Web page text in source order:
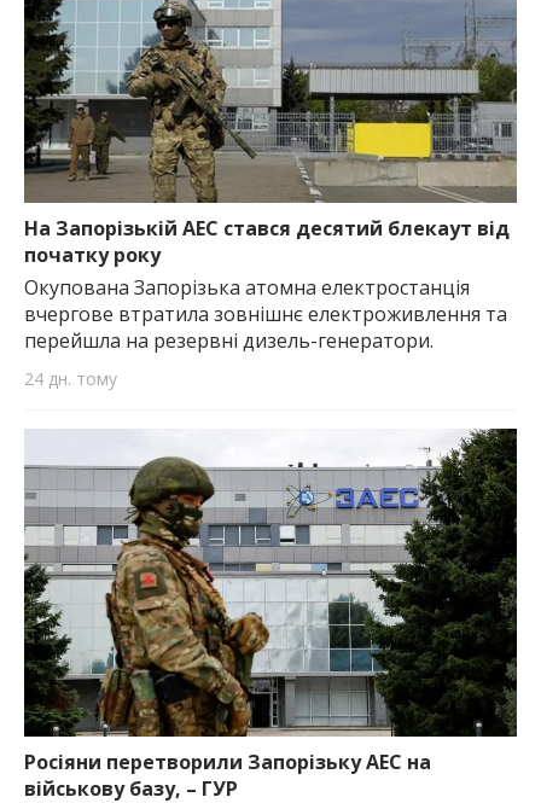
На Запорізькій АЕС стався десятий блекаут від
початку року
Окупована Запорізька атомна електростанція
вчергове втратила зовнішнє електроживлення та
перейшла на резервні дизель-генератори.
24 дн. тому
Росіяни перетворили Запорізьку АЕС на
військову базу, – ГУР